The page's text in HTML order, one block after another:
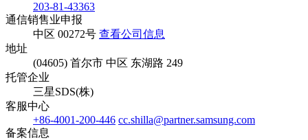
203-81-43363
通信销售业申报
中区 00272号 查看公司信息
地址
(04605) 首尔市 中区 东湖路 249
托管企业
三星SDS(株)
客服中心
+86-4001-200-446 cc.shilla@partner.samsung.com
备案信息